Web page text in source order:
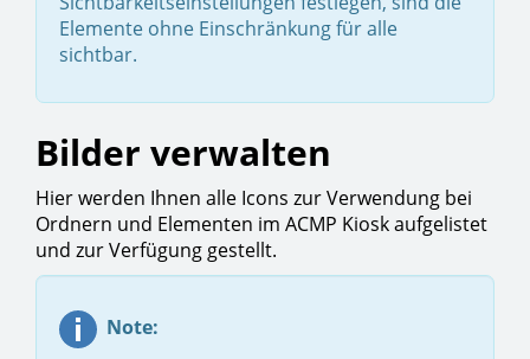
Elemente ohne Einschränkung für alle
sichtbar.
Bilder verwalten
Hier werden Ihnen alle Icons zur Verwendung bei
Ordnern und Elementen im ACMP Kiosk aufgelistet
und zur Verfügung gestellt.
Note: